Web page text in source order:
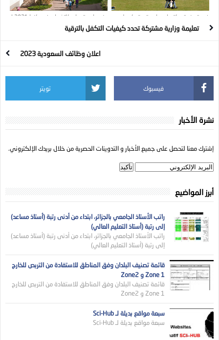
فرصة منحة دكتوراه بجامعة ستوكهولم
بالسويد
منح جامعة ساسكاتشوان في كندا 2021 |
ممولة بالكامل
تعليمة وزارية مشتركة تحدد كيفيات التكفل بالترقية
اعلان وظائف السعودية 2023
فيسبوك تويتر
نشرة الأخبار
إشترك معنا لتحصل على جميع الأخبار و التدوينات الحصرية من خلال بريدك الإلكتروني.
أبرز المواضيع
راتب الأستاذ الجامعي بالجزائر، ابتداء من أدنى رتبة (أستاذ مساعد)
إلى رتبة (أستاذ التعليم العالي)
راتب الأستاذ الجامعي بالجزائر، ابتداء من أدنى رتبة (أستاذ مساعد)
إلى رتبة (أستاذ التعليم العالي)
قائمة تصنيف البلدان وفق المناطق للاستفادة من التربص للخارج
Zone 1 و Zone2
قائمة تصنيف البلدان وفق المناطق للاستفادة من التربص للخارج
Zone 1 و Zone2
سبعة مواقع بديلة لـ Sci-Hub
سبعة مواقع بديلة لـ Sci-Hub